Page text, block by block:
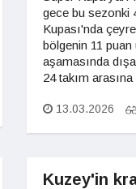
gece bu sezonki
Kupası'nda
bölgenin 11 puan
aşamasında
24 takım
13.03.2026
Kuzey'in